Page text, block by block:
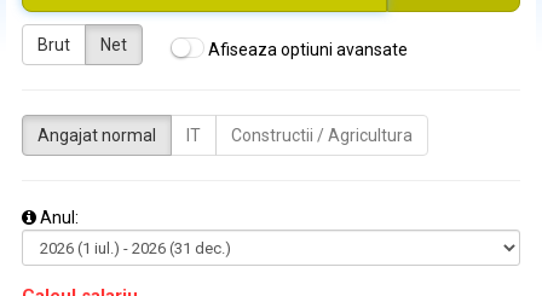
Brut Net Afiseaza optiuni avansate
Angajat normal IT Constructii / Agricultura
Anul: